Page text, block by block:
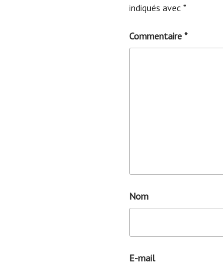
indiqués avec *
Commentaire *
Nom
E-mail